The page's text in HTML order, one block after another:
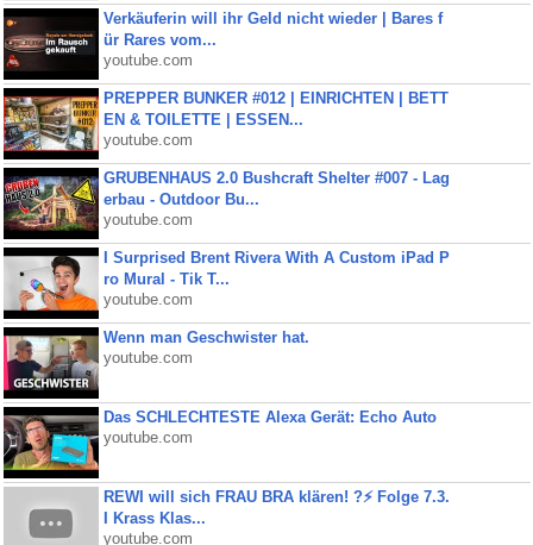
Verkäuferin will ihr Geld nicht wieder | Bares f
ür Rares vom...
youtube.com
PREPPER BUNKER #012 | EINRICHTEN | BETT
EN & TOILETTE | ESSEN...
youtube.com
GRUBENHAUS 2.0 Bushcraft Shelter #007 - Lag
erbau - Outdoor Bu...
youtube.com
I Surprised Brent Rivera With A Custom iPad P
ro Mural - Tik T...
youtube.com
Wenn man Geschwister hat.
youtube.com
Das SCHLECHTESTE Alexa Gerät: Echo Auto
youtube.com
REWI will sich FRAU BRA klären! ?⚡️ Folge 7.3.
I Krass Klas...
youtube.com